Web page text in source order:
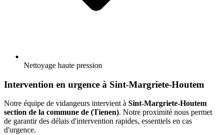
Nettoyage haute pression
Intervention en urgence à Sint-Margriete-Houtem
Notre équipe de vidangeurs intervient à Sint-Margriete-Houtem
section de la commune de (Tienen). Notre proximité nous permet
de garantir des délais d'intervention rapides, essentiels en cas
d'urgence.